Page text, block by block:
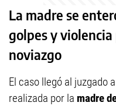
La madre se
golpes y
noviazgo
El caso llegó al juzgado
realizada por la madre